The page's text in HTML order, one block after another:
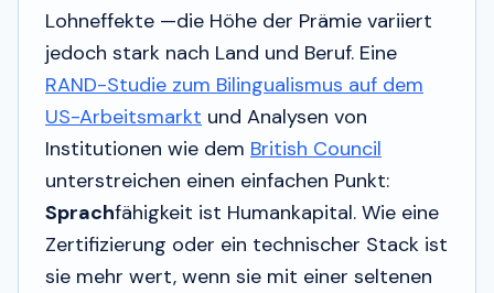
Lohneffekte —die Höhe der Prämie variiert
jedoch stark nach Land und Beruf. Eine
RAND-Studie zum Bilingualismus auf dem
US-Arbeitsmarkt und Analysen von
Institutionen wie dem British Council
unterstreichen einen einfachen Punkt:
Sprachfähigkeit ist Humankapital. Wie eine
Zertifizierung oder ein technischer Stack ist
sie mehr wert, wenn sie mit einer seltenen